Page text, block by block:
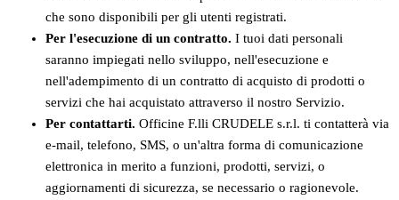
che sono disponibili per gli utenti registrati.
Per l'esecuzione di un contratto. I tuoi dati personali
saranno impiegati nello sviluppo, nell'esecuzione e
nell'adempimento di un contratto di acquisto di prodotti o
servizi che hai acquistato attraverso il nostro Servizio.
Per contattarti. Officine F.lli CRUDELE s.r.l. ti contatterà via
e-mail, telefono, SMS, o un'altra forma di comunicazione
elettronica in merito a funzioni, prodotti, servizi, o
aggiornamenti di sicurezza, se necessario o ragionevole.